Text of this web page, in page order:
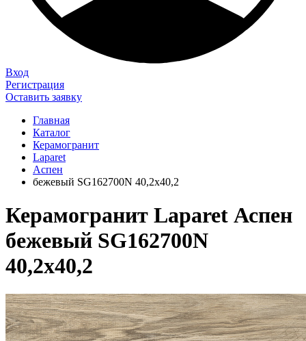
Вход
Регистрация
Оставить заявку
Главная
Каталог
Керамогранит
Laparet
Аспен
бежевый SG162700N 40,2х40,2
Керамогранит Laparet Аспен
бежевый SG162700N
40,2х40,2